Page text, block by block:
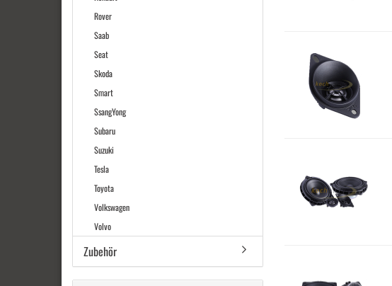
Rover
Saab
Seat
Skoda
Smart
SsangYong
Subaru
Suzuki
Tesla
Toyota
Volkswagen
Volvo
Zubehör